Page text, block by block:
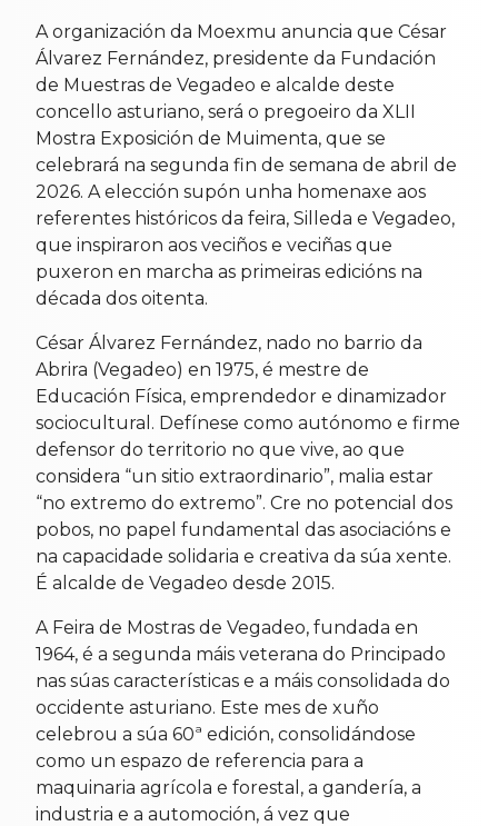
A organización da Moexmu anuncia que César
Álvarez Fernández, presidente da Fundación
de Muestras de Vegadeo e alcalde deste
concello asturiano, será o pregoeiro da XLII
Mostra Exposición de Muimenta, que se
celebrará na segunda fin de semana de abril de
2026. A elección supón unha homenaxe aos
referentes históricos da feira, Silleda e Vegadeo,
que inspiraron aos veciños e veciñas que
puxeron en marcha as primeiras edicións na
década dos oitenta.
César Álvarez Fernández, nado no barrio da
Abrira (Vegadeo) en 1975, é mestre de
Educación Física, emprendedor e dinamizador
sociocultural. Defínese como autónomo e firme
defensor do territorio no que vive, ao que
considera “un sitio extraordinario”, malia estar
“no extremo do extremo”. Cre no potencial dos
pobos, no papel fundamental das asociacións e
na capacidade solidaria e creativa da súa xente.
É alcalde de Vegadeo desde 2015.
A Feira de Mostras de Vegadeo, fundada en
1964, é a segunda máis veterana do Principado
nas súas características e a máis consolidada do
occidente asturiano. Este mes de xuño
celebrou a súa 60ª edición, consolidándose
como un espazo de referencia para a
maquinaria agrícola e forestal, a gandería, a
industria e a automoción, á vez que